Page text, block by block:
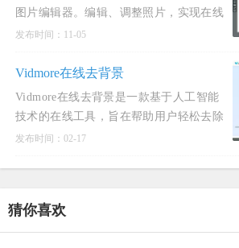
图片编辑器。编辑、调整照片，实现在线
p图在线抠图、图像处理等功能
发布时间：11-05
Vidmore在线去背景
Vidmore在线去背景是一款基于人工智能
技术的在线工具，旨在帮助用户轻松去除
图片或视频中的背景。功能特点： 自动背
发布时间：02-17
猜你喜欢